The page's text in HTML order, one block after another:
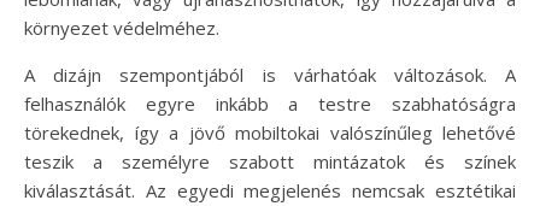
környezet védelméhez.
A dizájn szempontjából is várhatóak változások. A
felhasználók egyre inkább a testre szabhatóságra
törekednek, így a jövő mobiltokai valószínűleg lehetővé
teszik a személyre szabott mintázatok és színek
kiválasztását. Az egyedi megjelenés nemcsak esztétikai